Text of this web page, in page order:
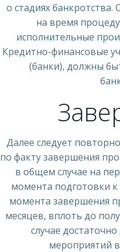
о стадиях
на время
исполнительные
Кредитно-финансовые
(банки), должны
Далее следует
по факту завершения
в общем случае на
момента подготовки
момента завершения
месяцев, вплоть до
случае
мероприятий